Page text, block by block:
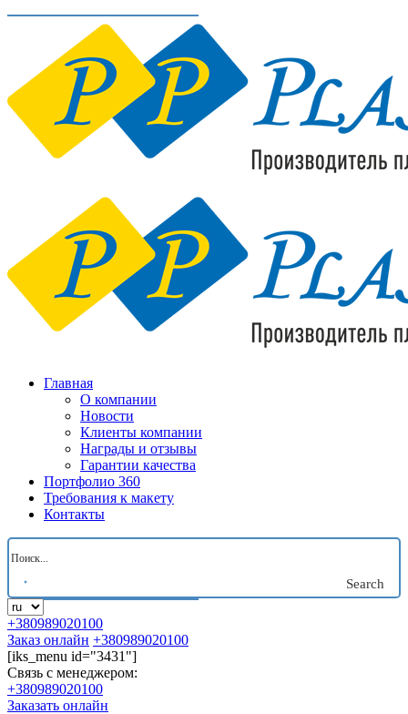
Главная
О компании
Новости
Клиенты компании
Награды и отзывы
Гарантии качества
Портфолио 360
Требования к макету
Контакты
Search
+380989020100
Заказ онлайн +380989020100
[iks_menu id="3431"]
Связь с менеджером:
+380989020100
Заказать онлайн